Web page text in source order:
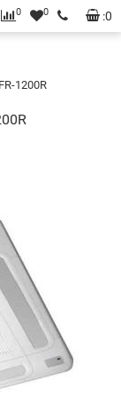
:0
0 0
1200R